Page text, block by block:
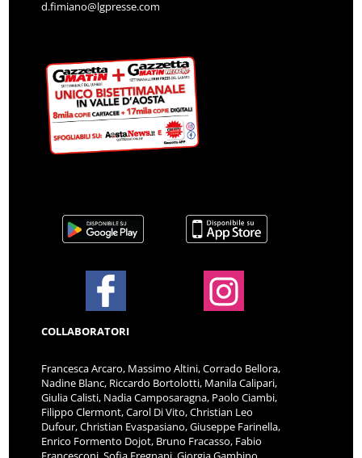
d.fimiano@lgpresse.com
COLLABORATORI
Francesca Arcaro, Massimo Altini, Corrado Bellora,
Nadine Blanc, Riccardo Bortolotti, Manila Calipari,
Giulia Calisti, Nadia Camposaragna, Paolo Ciambi,
Filippo Clermont, Carol Di Vito, Christian Leo
Dufour, Christian Evaspasiano, Giuseppe Farinella,
Enrico Formento Dojot, Bruno Fracasso, Fabio